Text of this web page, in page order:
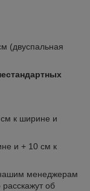
(двуспальная
см к ширине и
и + 10 см к
нашим менеджерам
об